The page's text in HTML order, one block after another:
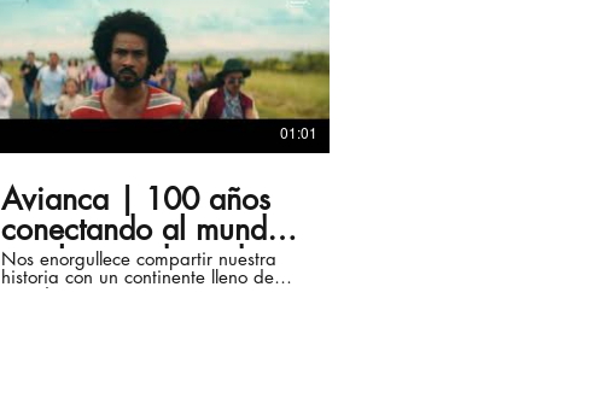
01:01
Avianca | 100 años
conectando al mundo
con la grandeza de
Latinoamérica
Nos enorgullece compartir nuestra
historia con un continente lleno de
grandeza